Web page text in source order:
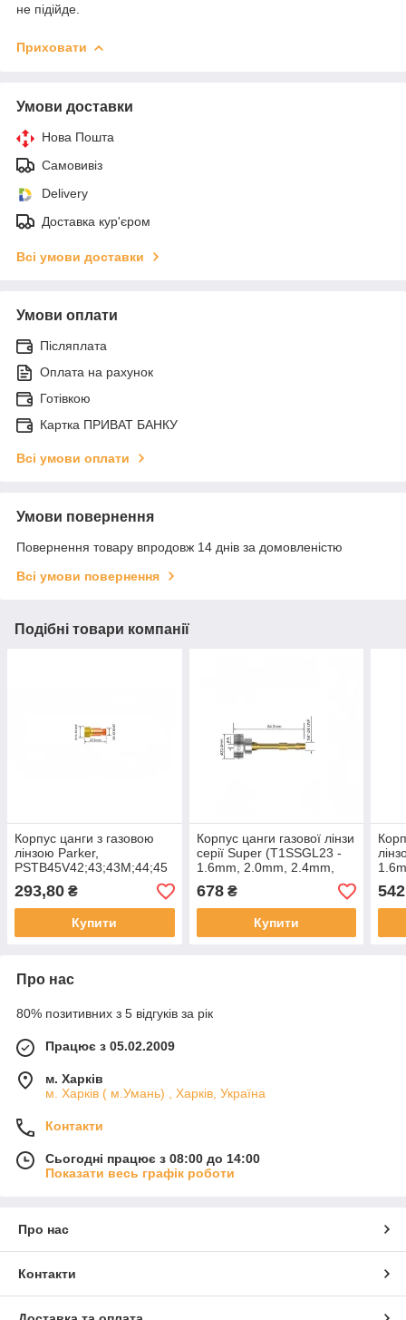
не підійде.
Приховати
Умови доставки
Нова Пошта
Самовивіз
Delivery
Доставка кур'єром
Всі умови доставки
Умови оплати
Післяплата
Оплата на рахунок
Готівкою
Картка ПРИВАТ БАНКУ
Всі умови оплати
Умови повернення
Повернення товару впродовж 14 днів за домовленістю
Всі умови повернення
Подібні товари компанії
Корпус цанги з газовою
лінзою Parker,
PSTB45V42;43;43M;44;45
- 1.0мм; 1.6 мм; 2.0 мм;
2,4мм; 3,2 мм, ТІГ
17/18/26
293,80 ₴
Купити
Корпус цанги газової лінзи
серії Super (T1SSGL23 -
1.6mm, 2.0mm, 2.4mm,
3.2mm ) до пальника T1W
серії ARC
678₴
Купити
T1W
Про нас
80% позитивних з 5 відгуків за рік
Працює з 05.02.2009
м. Харків
м. Харків ( м.Умань) , Харків, Україна
Контакти
Сьогодні працює з 08:00 до 14:00
Показати весь графік роботи
Про нас
Контакти